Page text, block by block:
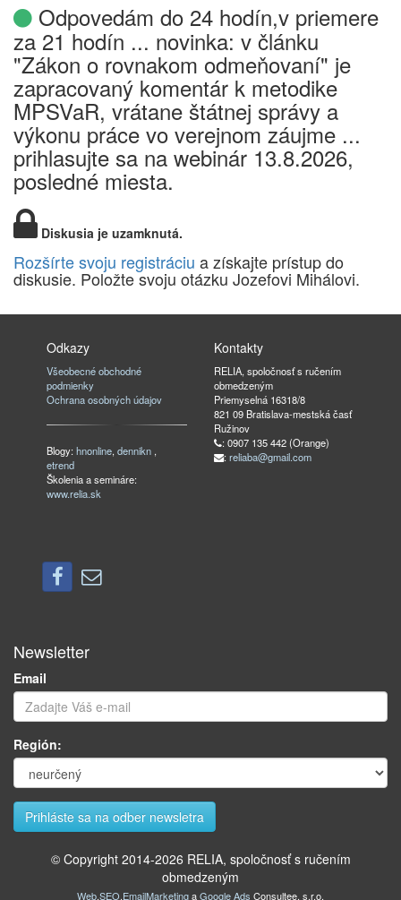
Odpovedám do 24 hodín,v priemere
za 21 hodín ... novinka: v článku
"Zákon o rovnakom odmeňovaní" je
zapracovaný komentár k metodike
MPSVaR, vrátane štátnej správy a
výkonu práce vo verejnom záujme ...
prihlasujte sa na webinár 13.8.2026,
posledné miesta.
Diskusia je uzamknutá.
Rozšírte svoju registráciu a získajte prístup do
diskusie. Položte svoju otázku Jozefovi Mihálovi.
Odkazy
Všeobecné obchodné
podmienky
Ochrana osobných údajov
Blogy:hnonline,dennikn ,
etrend
Školenia a semináre:
www.relia.sk
Kontakty
RELIA, spoločnosť s ručením
obmedzeným
Priemyselná 16318/8
821 09 Bratislava-mestská časť
Ružinov
: 0907 135 442 (Orange)
: reliaba@gmail.com
Newsletter
Email
Región:
© Copyright 2014-2026 RELIA, spoločnosť s ručením
obmedzeným
Web,SEO,EmailMarketingaGoogle Ads Consultee, s.r.o.